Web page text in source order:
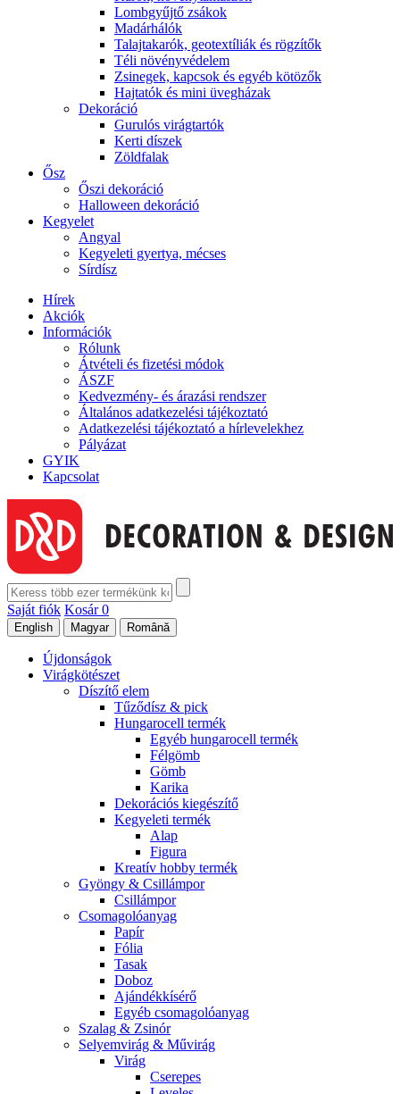
Lombgyűjtő zsákok
Madárhálók
Talajtakarók, geotextíliák és rögzítők
Téli növényvédelem
Zsinegek, kapcsok és egyéb kötözők
Hajtatók és mini üvegházak
Dekoráció
Gurulós virágtartók
Kerti díszek
Zöldfalak
Ősz
Őszi dekoráció
Halloween dekoráció
Kegyelet
Angyal
Kegyeleti gyertya, mécses
Sírdísz
Hírek
Akciók
Információk
Rólunk
Átvételi és fizetési módok
ÁSZF
Kedvezmény- és árazási rendszer
Általános adatkezelési tájékoztató
Adatkezelési tájékoztató a hírlevelekhez
Pályázat
GYIK
Kapcsolat
Saját fiók Kosár 0
Újdonságok
Virágkötészet
Díszítő elem
Tűződísz & pick
Hungarocell termék
Egyéb hungarocell termék
Félgömb
Gömb
Karika
Dekorációs kiegészítő
Kegyeleti termék
Alap
Figura
Kreatív hobby termék
Gyöngy & Csillámpor
Csillámpor
Csomagolóanyag
Papír
Fólia
Tasak
Doboz
Ajándékkísérő
Egyéb csomagolóanyag
Szalag & Zsinór
Selyemvirág & Művirág
Virág
Cserepes